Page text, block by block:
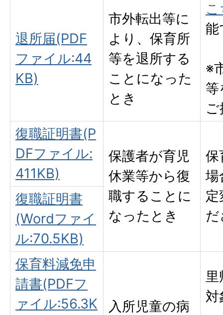
退所届(PDF
ファイル:44
KB)
市外転出等に
より、保育所
等を退所する
ことになった
とき
能
※
等
復職証明書(P
DFファイル:
411KB)
保護者が育児
休業等から復
職することに
なったとき
保
場
だ
復職証明書
(Wordファイ
ル:70.5KB)
保育料減免申
請書(PDFフ
ァイル:56.3K
入所児童の病
対